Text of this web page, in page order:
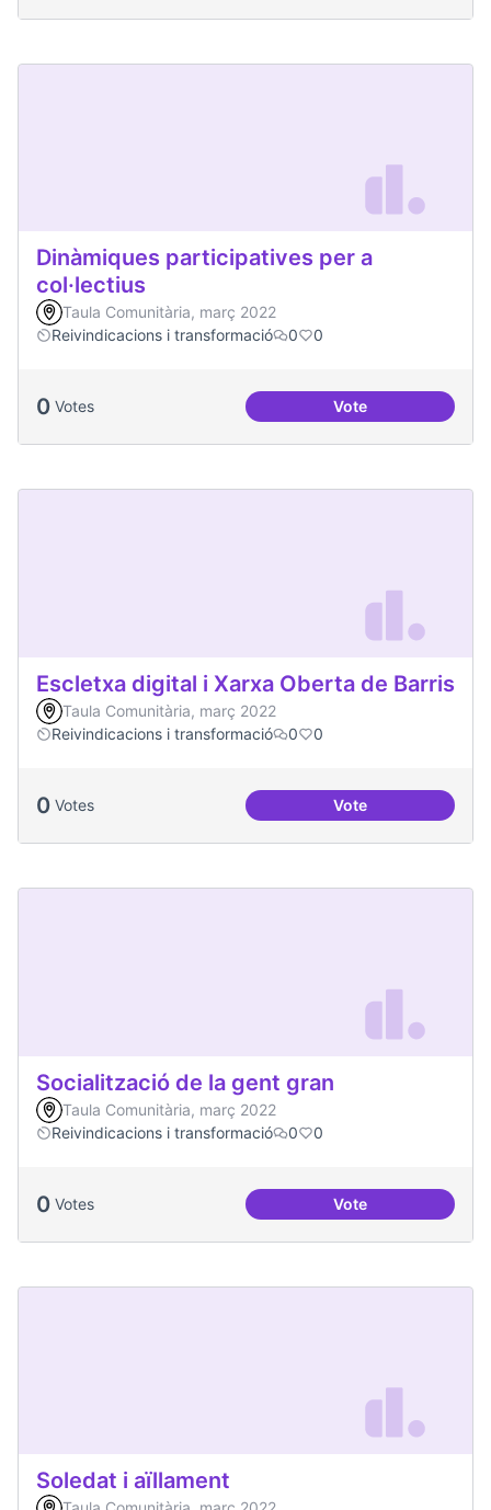
Dinàmiques participatives per a
col·lectius
Taula Comunitària, març 2022
Reivindicacions i transformació
0 0
0 Votes VoteDinàmiques
Escletxa digital i Xarxa Oberta de Barris
Taula Comunitària, març 2022
Reivindicacions i transformació
0 0
0 Votes VoteEscletxa digital i
Socialització de la gent gran
Taula Comunitària, març 2022
Reivindicacions i transformació
0 0
0 Votes VoteSocialització de la
Soledat i aïllament